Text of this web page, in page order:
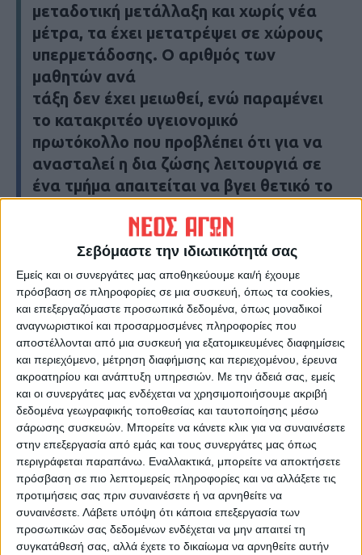
Σεβόμαστε την ιδιωτικότητά σας
Εμείς και οι συνεργάτες μας αποθηκεύουμε και/ή έχουμε
πρόσβαση σε πληροφορίες σε μια συσκευή, όπως τα cookies,
και επεξεργαζόμαστε προσωπικά δεδομένα, όπως μοναδικοί
αναγνωριστικοί και προσαρμοσμένες πληροφορίες που
αποστέλλονται από μια συσκευή για εξατομικευμένες διαφημίσεις
και περιεχόμενο, μέτρηση διαφήμισης και περιεχομένου, έρευνα
ακροατηρίου και ανάπτυξη υπηρεσιών. Με την άδειά σας, εμείς
και οι συνεργάτες μας ενδέχεται να χρησιμοποιήσουμε ακριβή
δεδομένα γεωγραφικής τοποθεσίας και ταυτοποίησης μέσω
σάρωσης συσκευών. Μπορείτε να κάνετε κλικ για να συναινέσετε
στην επεξεργασία από εμάς και τους συνεργάτες μας όπως
περιγράφεται παραπάνω. Εναλλακτικά, μπορείτε να αποκτήσετε
πρόσβαση σε πιο λεπτομερείς πληροφορίες και να αλλάξετε τις
προτιμήσεις σας πριν συναινέσετε ή να αρνηθείτε να
συναινέσετε. Λάβετε υπόψη ότι κάποια επεξεργασία των
προσωπικών σας δεδομένων ενδέχεται να μην απαιτεί τη
συγκατάθεσή σας, αλλά έχετε το δικαίωμα να αρνηθείτε αυτήν
μεταδοτική μετάλλαξη και χωρίς νέα
μέτρα, τα έχει μετατρέψει σε χώρους
υπερμετάδοσης. Ο αριθμός των
μαθητών ανά
τάξη δεν έχει μειωθεί, ενώ παραμένει
το κατακριτέο υγειονομικό
πρωτόκολλο που προβλέπει ότι για να
ανασταλεί η δια ζώσης λειτουργιά σε
ένα τμήμα απαιτείται να βγει θετικό το
ήδη έχει ανασταλεί η λειτουργία ενός
τμήματος σε δημοτικό της Καρδίτσας…
Κ.Π.
Τελευταίες Ειδήσεις Σήμερα
Ακολούθησε την εφημερίδα ΝΕΟΣ
ΑΓΩΝ στο Google News!
Όλες οι εξελίξεις στην περιοχή της
Καρδίτσας και ευρύτερα της Θεσσαλίας
ΠΡΟΗΓΟΥΜΕΝΟ ΑΡΘΡΟ
Ρομαντισμός και δράμα στο
Δημοτικό Κινηματοθέατρο
ΕΠΟΜΕΝΟ ΑΡΘΡΟ
Αρνί: Η εκφραστική διέξοδος
καλλιτεχνών και λογοτεχνών